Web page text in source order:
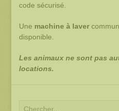
code sécurisé.
Une machine à laver
disponible.
Les animaux ne sont pas
locations.